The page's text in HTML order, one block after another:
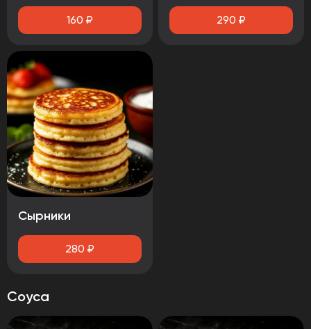
160 ₽ 290 ₽
Сырники
280 ₽
Соуса